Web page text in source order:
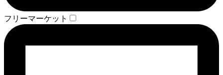
フリーマーケット